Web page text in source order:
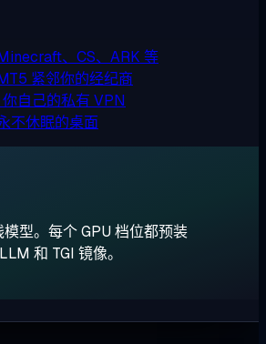
、CS、ARK 等
紧邻你的经纪商
你自己的私有 VPN
不休眠的桌面
型。每个 GPU 档位都预装
和 TGI 镜像。